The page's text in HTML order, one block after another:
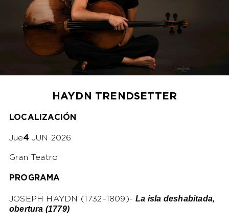
HAYDN TRENDSETTER
LOCALIZACIÓN
Jue4 JUN 2026
Gran Teatro
PROGRAMA
JOSEPH HAYDN (1732–1809)-La isla deshabitada,
obertura (1779)